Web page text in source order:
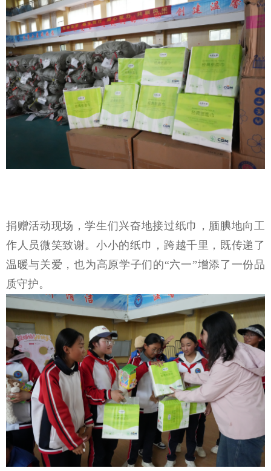
捐赠活动现场，学生们兴奋地接过纸巾 ，腼腆地向工
作人员微笑致谢。小小的纸巾，跨越千里，既传递了
温暖与关爱，也为高原学子们的“六一”增添了一份品
质守护。